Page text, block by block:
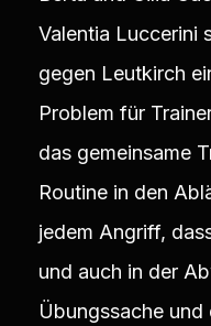
Valentia Luccerini
gegen Leutkirch
Problem für
das gemeinsame
Routine in den
jedem Angriff,
und auch in der
Übungssache und